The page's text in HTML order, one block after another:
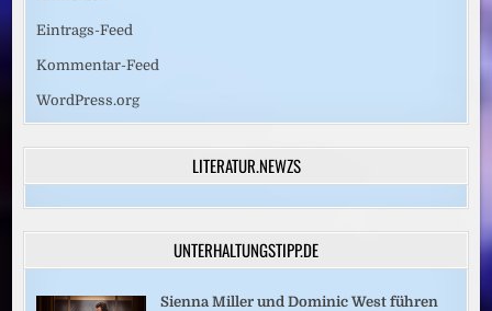
Eintrags-Feed
Kommentar-Feed
WordPress.org
LITERATUR.NEWZS
UNTERHALTUNGSTIPP.DE
Sienna Miller und Dominic West führen